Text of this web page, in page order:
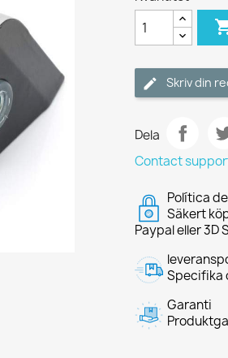
Skriv din
Dela
Contact
Política
Säkert
Paypal eller 3D
Specifika
Garanti